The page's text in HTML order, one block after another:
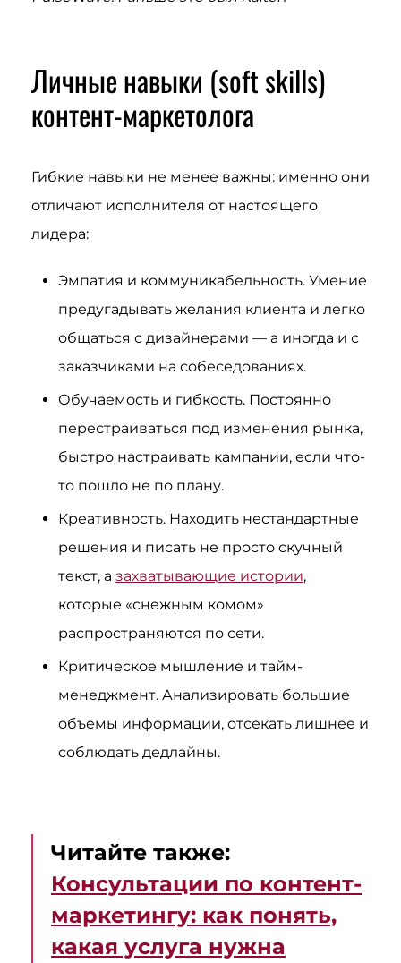
Личные навыки (soft skills)
контент-маркетолога
Гибкие навыки не менее важны: именно они
отличают исполнителя от настоящего
лидера:
Эмпатия и коммуникабельность. Умение
предугадывать желания клиента и легко
общаться с дизайнерами — а иногда и с
заказчиками на собеседованиях.
Обучаемость и гибкость. Постоянно
перестраиваться под изменения рынка,
быстро настраивать кампании, если что-
то пошло не по плану.
Креативность. Находить нестандартные
решения и писать не просто скучный
текст, а захватывающие истории,
которые «снежным комом»
распространяются по сети.
Критическое мышление и тайм-
менеджмент. Анализировать большие
объемы информации, отсекать лишнее и
соблюдать дедлайны.
Читайте также:
Консультации по контент-
маркетингу: как понять,
какая услуга нужна